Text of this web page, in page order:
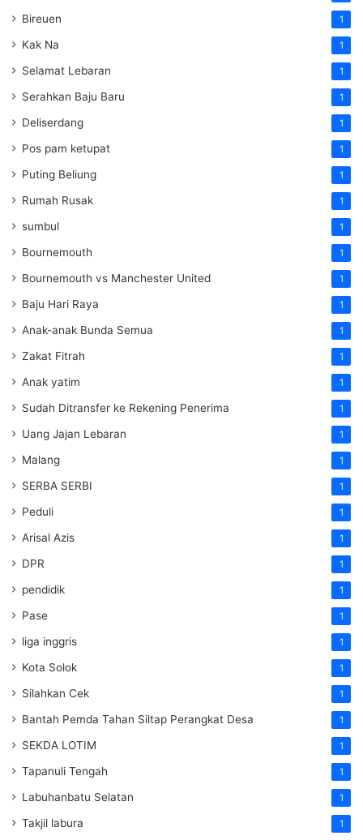
Bireuen 1
Kak Na 1
Selamat Lebaran 1
Serahkan Baju Baru 1
Deliserdang 1
Pos pam ketupat 1
Puting Beliung 1
Rumah Rusak 1
sumbul 1
Bournemouth 1
Bournemouth vs Manchester United 1
Baju Hari Raya 1
Anak-anak Bunda Semua 1
Zakat Fitrah 1
Anak yatim 1
Sudah Ditransfer ke Rekening Penerima 1
Uang Jajan Lebaran 1
Malang 1
SERBA SERBI 1
Peduli 1
Arisal Azis 1
DPR 1
pendidik 1
Pase 1
liga inggris 1
Kota Solok 1
Silahkan Cek 1
Bantah Pemda Tahan Siltap Perangkat Desa 1
SEKDA LOTIM 1
Tapanuli Tengah 1
Labuhanbatu Selatan 1
Takjil labura 1